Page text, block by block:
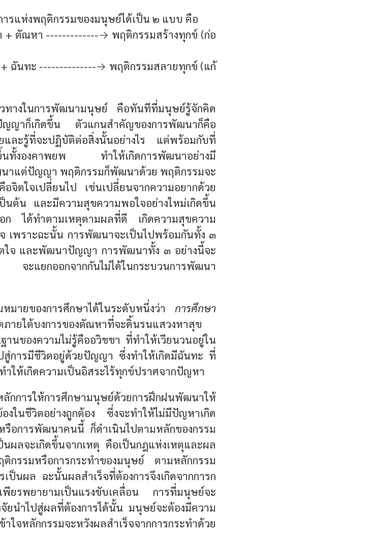
ารแห่งพฤติกรรมของมนุษย์ได้เป็น ๒ แบบ คือ
+ ตัณหา -------------→ พฤติกรรมสร้างทุกข์ (ก่อ
ฉันทะ --------------→ พฤติกรรมสลายทุกข์ (แก้
ทางในการพัฒนามนุษย์ คือทันทีที่มนุษย์รู้จักคิด
ญญาก็เกิดขึ้น ตัวแกนสำคัญของการพัฒนาก็คือ
ละรู้ที่จะปฏิบัติต่อสิ่งนั้นอย่างไร แต่พร้อมกับที่
ขึ้นทั้งองคาพยพ ทำให้เกิดการพัฒนาอย่างมี
าแต่ปัญญา พฤติกรรมก็พัฒนาด้วย พฤติกรรมจะ
ตใจเปลี่ยนไป เช่นเปลี่ยนจากความอยากด้วย
นต้น และมีความสุขความพอใจอย่างใหม่เกิดขึ้น
ก ได้ทำตามเหตุตามผลที่ดี เกิดความสุขความ
เพราะฉะนั้น การพัฒนาจะเป็นไปพร้อมกันทั้ง ๓
จ และพัฒนาปัญญา การพัฒนาทั้ง ๓ อย่างนี้จะ
จะแยกออกจากกันไม่ได้ในกระบวนการพัฒนา
มายของการศึกษาได้ในระดับหนึ่งว่า การศึกษา
ายใต้บงการของตัณหาที่จะดิ้นรนแสวงหาสุข
านของความไม่รู้คืออวิชชา ที่ทำให้เวียนวนอยู่ใน
สู่การมีชีวิตอยู่ด้วยปัญญา ซึ่งทำให้เกิดมีฉันทะ ที่
ให้เกิดความเป็นอิสระไร้ทุกข์ปราศจากปัญหา
การให้การศึกษามนุษย์ด้วยการฝึกฝนพัฒนาให้
งในชีวิตอย่างถูกต้อง ซึ่งจะทำให้ไม่มีปัญหาเกิด
รือการพัฒนาคนนี้ ก็ดำเนินไปตามหลักของกรรม
ผลจะเกิดขึ้นจากเหตุ คือเป็นกฎแห่งเหตุและผล
ติกรรมหรือการกระทำของมนุษย์ ตามหลักกรรม
ป็นผล ฉะนั้นผลสำเร็จที่ต้องการจึงเกิดจากการก
ยรพยายามเป็นแรงขับเคลื่อน การที่มนุษย์จะ
ยนำไปสู่ผลที่ต้องการได้นั้น มนุษย์จะต้องมีความ
จหลักกรรมจะหวังผลสำเร็จจากการกระทำด้วย